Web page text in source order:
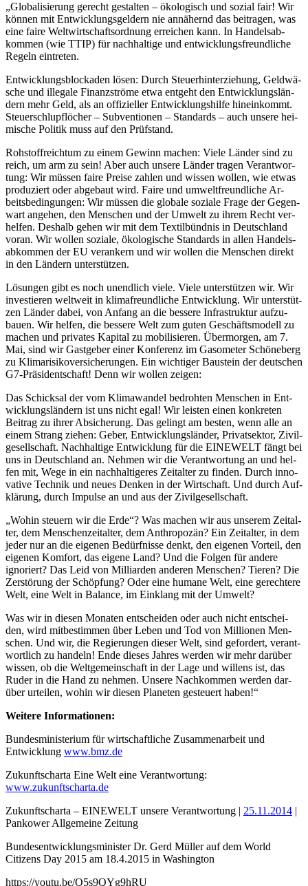
„Glo­ba­li­sie­rung ge­recht ge­stal­ten – öko­lo­gisch und so­zi­al fair! Wir
kön­nen mit Ent­wick­lungs­gel­dern nie an­nä­hernd das bei­tra­gen, was
ei­ne fai­re Welt­wirt­schafts­ord­nung er­rei­chen kann. In Han­dels­ab­
kom­men (wie TTIP) für nach­hal­ti­ge und ent­wick­lungs­freund­li­che
Re­geln ein­tre­ten.
Ent­wick­lungs­blo­cka­den lö­sen: Durch Steu­er­hin­ter­zie­hung, Geld­wä­
sche und il­le­ga­le Fi­nanz­strö­me et­wa ent­geht den Ent­wick­lungs­län­
dern mehr Geld, als an of­fi­zi­el­ler Ent­wick­lungs­hil­fe hin­ein­kommt.
Steu­er­schlupf­lö­cher – Sub­ven­tio­nen – Stan­dards – auch un­se­re hei­
mi­sche Po­li­tik muss auf den Prüf­stand.
Roh­stoff­reich­tum zu ei­nem Ge­winn ma­chen: Vie­le Län­der sind zu
reich, um arm zu sein! Aber auch un­se­re Län­der tra­gen Ver­ant­wor­
tung: Wir müs­sen fai­re Prei­se zah­len und wis­sen wol­len, wie et­was
pro­du­ziert oder ab­ge­baut wird. Fai­re und um­welt­freund­li­che Ar­
beits­be­din­gun­gen: Wir müs­sen die glo­ba­le so­zia­le Fra­ge der Ge­gen­
wart an­ge­hen, den Men­schen und der Um­welt zu ih­rem Recht ver­
hel­fen. Des­halb ge­hen wir mit dem Tex­til­bünd­nis in Deutsch­land
vor­an. Wir wol­len so­zia­le, öko­lo­gi­sche Stan­dards in al­len Han­dels­
ab­kom­men der EU ver­an­kern und wir wol­len die Men­schen di­rekt
in den Län­dern un­ter­stüt­zen.
Lö­sun­gen gibt es noch un­end­lich vie­le. Vie­le un­ter­stüt­zen wir. Wir
in­ves­tie­ren welt­weit in kli­ma­freund­li­che Ent­wick­lung. Wir un­ter­stüt­
zen Län­der da­bei, von An­fang an die bes­se­re In­fra­struk­tur auf­zu­
bau­en. Wir hel­fen, die bes­se­re Welt zum gu­ten Ge­schäfts­mo­dell zu
ma­chen und pri­va­tes Ka­pi­tal zu mo­bi­li­sie­ren. Über­mor­gen, am 7.
Mai, sind wir Gast­ge­ber ei­ner Kon­fe­renz im Ga­so­me­ter Schö­ne­berg
zu Kli­ma­ri­si­ko­ver­si­che­run­gen. Ein wich­ti­ger Bau­stein der deut­schen
G7-Prä­si­dent­schaft! Denn wir wol­len zei­gen:
Das Schick­sal der vom Kli­ma­wan­del be­droh­ten Men­schen in Ent­
wick­lungs­län­dern ist uns nicht egal! Wir leis­ten ei­nen kon­kre­ten
Bei­trag zu ih­rer Ab­si­che­rung. Das ge­lingt am bes­ten, wenn al­le an
ei­nem Strang zie­hen: Ge­ber, Ent­wick­lungs­län­der, Pri­vat­sek­tor, Zi­vil­
ge­sell­schaft. Nach­hal­ti­ge Ent­wick­lung für die EI­NE­WELT fängt bei
uns in Deutsch­land an. Neh­men wir die Ver­ant­wor­tung an und hel­
fen mit, We­ge in ein nach­hal­ti­ge­res Zeit­al­ter zu fin­den. Durch in­no­
va­ti­ve Tech­nik und neu­es Den­ken in der Wirt­schaft. Und durch Auf­
klä­rung, durch Im­pul­se an und aus der Zi­vil­ge­sell­schaft.
„Wo­hin steu­ern wir die Er­de“? Was ma­chen wir aus un­se­rem Zeit­al­
ter, dem Men­schen­zeit­al­ter, dem An­thro­po­zän? Ein Zeit­al­ter, in dem
je­der nur an die ei­ge­nen Be­dürf­nis­se denkt, den ei­ge­nen Vor­teil, den
ei­ge­nen Kom­fort, das ei­ge­ne Land? Und die Fol­gen für an­de­re
igno­riert? Das Leid von Mil­li­ar­den an­de­ren Men­schen? Tie­ren? Die
Zer­stö­rung der Schöp­fung? Oder ei­ne hu­ma­ne Welt, ei­ne ge­rech­te­re
Welt, ei­ne Welt in Ba­lan­ce, im Ein­klang mit der Um­welt?
Was wir in die­sen Mo­na­ten ent­schei­den oder auch nicht ent­schei­
den, wird mit­be­stim­men über Le­ben und Tod von Mil­lio­nen Men­
schen. Und wir, die Re­gie­run­gen die­ser Welt, sind ge­for­dert, ver­ant­
wort­lich zu han­deln! En­de die­ses Jah­res wer­den wir mehr dar­über
wis­sen, ob die Welt­ge­mein­schaft in der La­ge und wil­lens ist, das
Ru­der in die Hand zu neh­men. Un­se­re Nach­kom­men wer­den dar­
über ur­tei­len, wo­hin wir die­sen Pla­ne­ten ge­steu­ert ha­ben!“
Weitere Informationen:
Bundesministerium für wirtschaftliche Zusammenarbeit und
Entwicklung www.bmz.de
Zukunftscharta Eine Welt eine Verantwortung:
www.zukunftscharta.de
Zukunftscharta – EINEWELT unsere Verantwortung | 25.11.2014 |
Pankower Allgemeine Zeitung
Bundesentwicklungsminister Dr. Gerd Müller auf dem World
Citizens Day 2015 am 18.4.2015 in Washington
https://youtu.be/O5s9QYg9hRU